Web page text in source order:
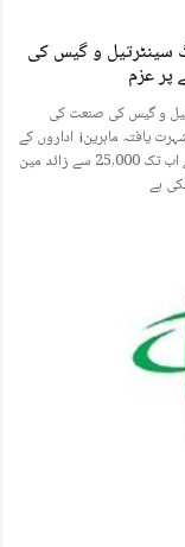
سینٹرتیل و گیس کی
پر عزم
و گیس کی صنعت کی
یافتہ ماہرین¡ اداروں کے
تعاون سے پیش کیے جاتے ہیں ادارے کی طرف سے 2012 سے اب تک 25,000 سے زائد مین